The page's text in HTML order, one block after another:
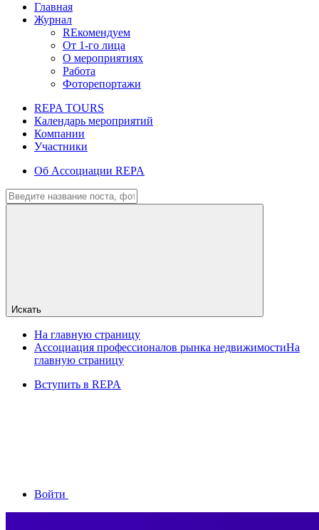
Главная
Журнал
REкомендуем
От 1-го лица
О мероприятиях
Работа
Фоторепортажи
REPA TOURS
Календарь мероприятий
Компании
Участники
Об Ассоциации REPA
Искать
На главную страницу
Ассоциация профессионалов рынка недвижимостиНа
главную страницу
Вступить в REPA
Войти